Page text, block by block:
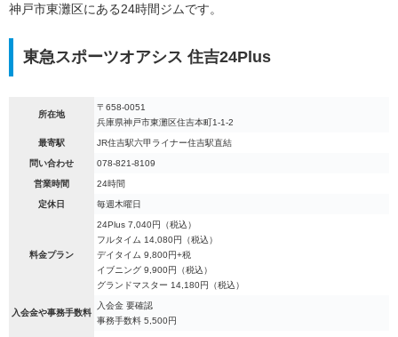
神戸市東灘区にある24時間ジムです。
東急スポーツオアシス 住吉24Plus
所在地
〒658-0051
兵庫県神戸市東灘区住吉本町1-1-2
最寄駅 JR住吉駅六甲ライナー住吉駅直結
問い合わせ 078-821-8109
営業時間 24時間
定休日 毎週木曜日
料金プラン
24Plus 7,040円（税込）
フルタイム 14,080円（税込）
デイタイム 9,800円+税
イブニング 9,900円（税込）
グランドマスター 14,180円（税込）
入会金や事務手数料
入会金 要確認
事務手数料 5,500円